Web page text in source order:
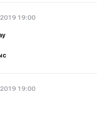
19:00
19:00